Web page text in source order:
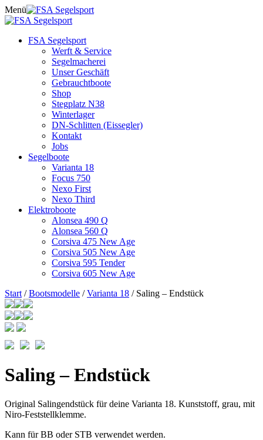
Skip
to
Menü
FSA Segelsport
Werft & Service
Segelmacherei
Unser Geschäft
Gebrauchtboote
Shop
Stegplatz N38
Winterlager
DN-Schlitten (Eissegler)
Kontakt
Jobs
Segelboote
Varianta 18
Focus 750
Nexo First
Nexo Third
Elektroboote
Alonsea 490 Q
Alonsea 560 Q
Corsiva 475 New Age
Corsiva 505 New Age
Corsiva 595 Tender
Corsiva 605 New Age
Start /Bootsmodelle /Varianta 18 / Saling – Endstück
Saling – Endstück
Original Salingendstück für deine Varianta 18. Kunststoff, grau, mit
Niro-Feststellklemme.
Kann für BB oder STB verwendet werden.